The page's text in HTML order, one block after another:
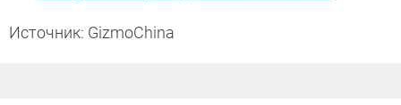
Источник: GizmoChina